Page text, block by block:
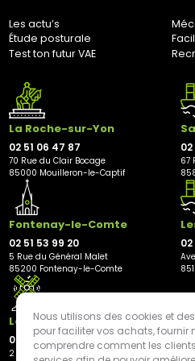
Bernaudeau Cycles
70 rue du Clair Bocage
85000, Mouilleron-Le-Captif
Les actu’s
Étude posturale
Test ton futur VAE
La Roche-sur-Yon
02 51 06 47 87
70 Rue du Clair Bocage
85000 Mouilleron-le-Captif
02
67
Fontenay-le-Comte
02 51 53 99 20
5 Rue du Général Malet
85200 Fontenay-le-Comte
Les Herbiers
02 21 81 23 11
2 rue des Peupliers
Nous utilisons des cookies et
pour faciliter vos achats, fournir
comprendre comment les